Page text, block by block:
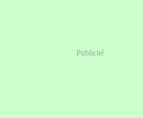
Publicité